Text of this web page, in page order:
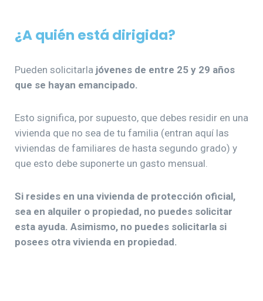
¿A quién está dirigida?
Pueden solicitarla jóvenes de entre 25 y 29 años
que se hayan emancipado.
Esto significa, por supuesto, que debes residir en una
vivienda que no sea de tu familia (entran aquí las
viviendas de familiares de hasta segundo grado) y
que esto debe suponerte un gasto mensual.
Si resides en una vivienda de protección oficial,
sea en alquiler o propiedad, no puedes solicitar
esta ayuda. Asimismo, no puedes solicitarla si
posees otra vivienda en propiedad.